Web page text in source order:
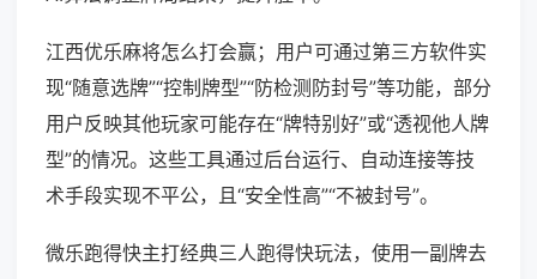
江西优乐麻将怎么打会赢；用户可通过第三方软件实
现“随意选牌”“控制牌型”“防检测防封号”等功能，部分
用户反映其他玩家可能存在“牌特别好”或“透视他人牌
型”的情况。这些工具通过后台运行、自动连接等技
术手段实现不平公，且“安全性高”“不被封号”。
微乐跑得快主打经典三人跑得快玩法，使用一副牌去